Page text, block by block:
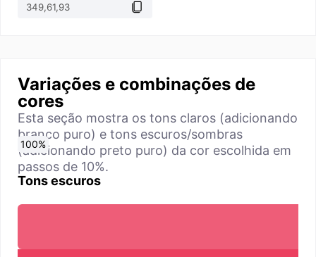
Variações e combinações de
cores
Esta seção mostra os tons claros (adicionando
branco puro) e tons escuros/sombras
(adicionando preto puro) da cor escolhida em
passos de 10%.
Tons escuros
0%
10%
20%
30%
40%
50%
60%
70%
80%
90%
100%